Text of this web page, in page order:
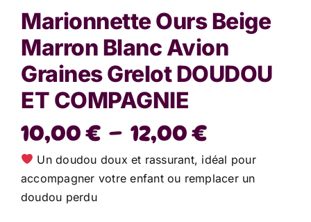
Marionnette Ours Beige
Marron Blanc Avion
Graines Grelot DOUDOU
ET COMPAGNIE
10,00€ – 12,00€Plage
de
prix :
Un doudou doux et rassurant, idéal pour
accompagner votre enfant ou remplacer un
doudou perdu